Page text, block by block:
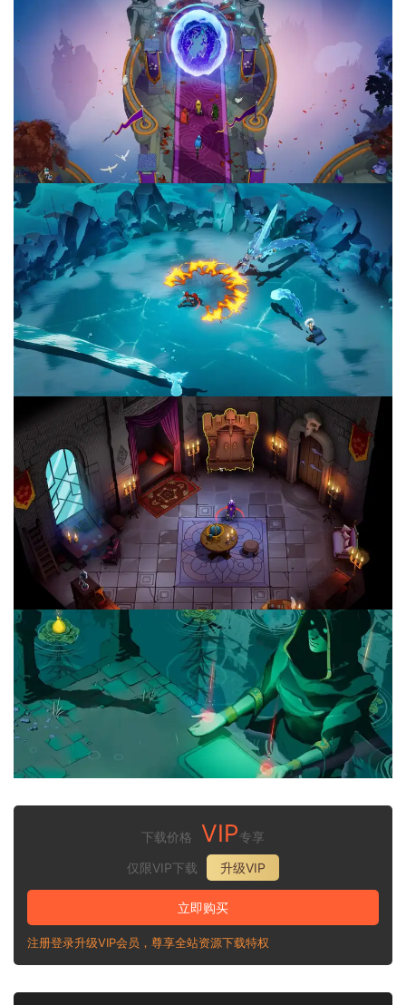
下载价格 VIP专享
仅限VIP下载
升级VIP
立即购买
注册登录升级VIP会员，尊享全站资源下载特权